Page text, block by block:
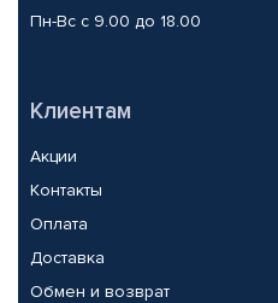
Пн-Вс с 9.00 до 18.00
Клиентам
Акции
Контакты
Оплата
Доставка
Обмен и возврат